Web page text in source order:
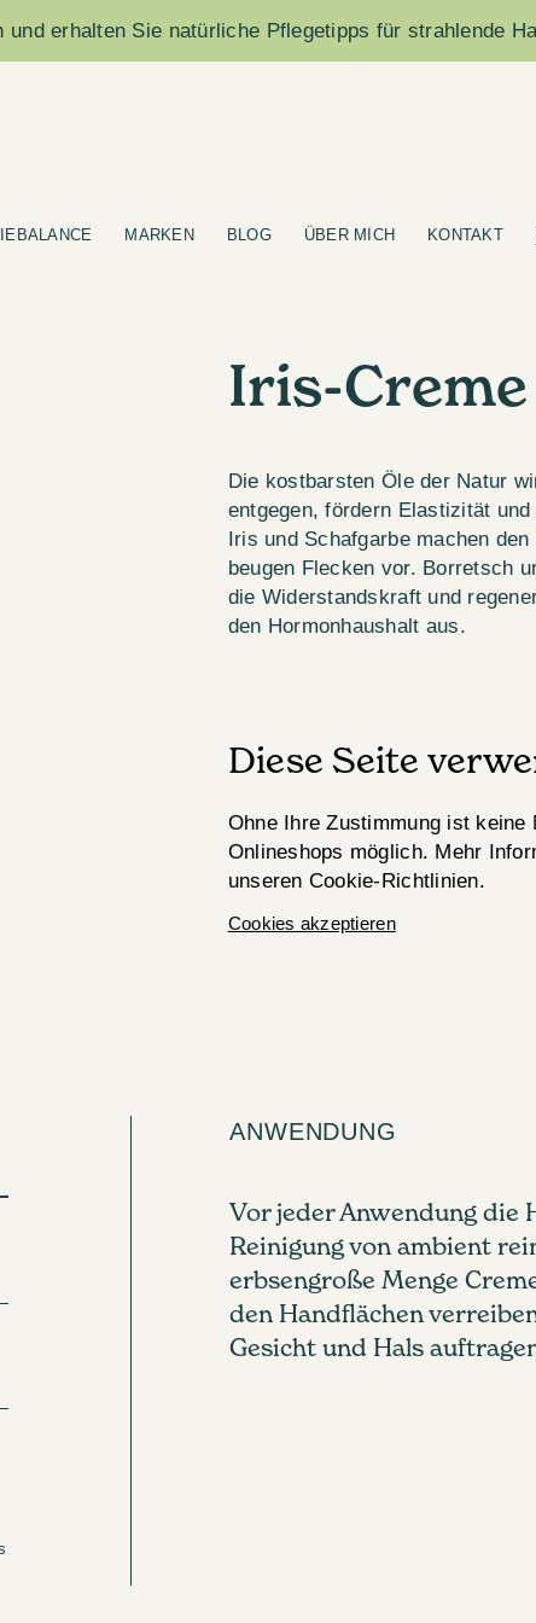
erhalten Sie natürliche Pflegetipps für strahlende
MARKEN BLOG ÜBER MICH KONTAKT
Iris-Creme
Die kostbarsten Öle der Natur
entgegen, fördern Elastizität
Iris und Schafgarbe machen
beugen Flecken vor. Borretsch
die Widerstandskraft und
den Hormonhaushalt aus.
Diese Seite
Ohne Ihre Zustimmung ist keine
Onlineshops möglich. Mehr
unseren Cookie-Richtlinien.
Cookies akzeptieren
ANWENDUNG
Vor jeder Anwendung die
Reinigung von ambient
erbsengroße Menge
den Handflächen
Gesicht und Hals